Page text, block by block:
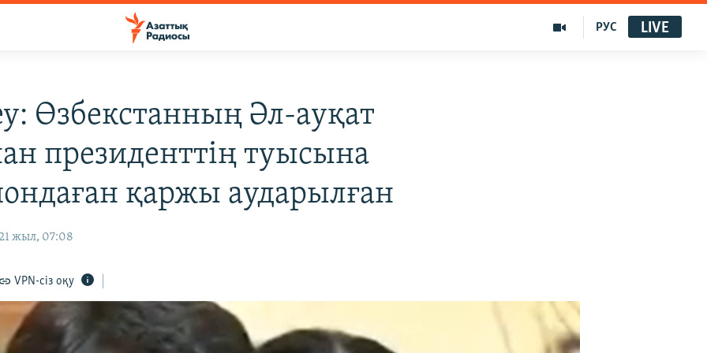
РУС LIVE
Өзбекстанның Әл-ауқат
президенттің туысына
қаржы аударылған
жыл, 07:08
VPN-сіз оқу